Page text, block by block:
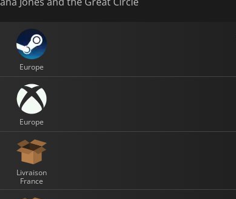
Europe
Europe
Livraison
France